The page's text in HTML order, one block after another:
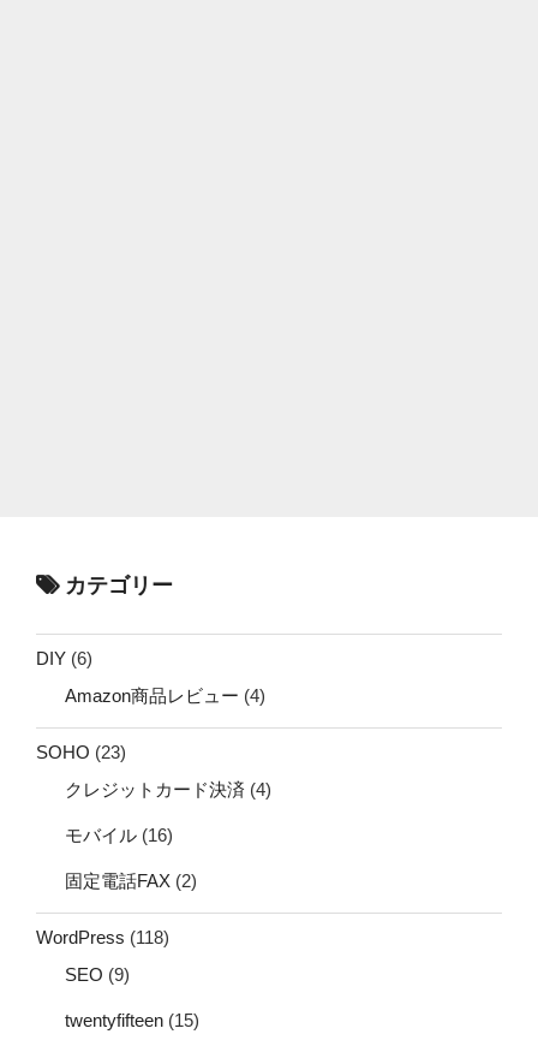
カテゴリー
DIY (6)
Amazon商品レビュー (4)
SOHO (23)
クレジットカード決済 (4)
モバイル (16)
固定電話FAX (2)
WordPress (118)
SEO (9)
twentyfifteen (15)